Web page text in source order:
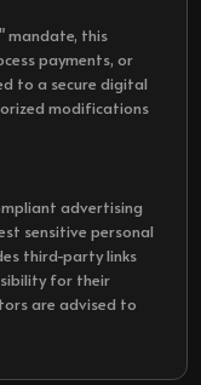
mandate, this
payments, or
to a secure digital
modifications
advertising
sensitive personal
third-party links
for their
are advised to